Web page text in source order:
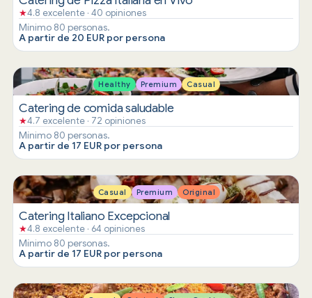
★4.8 excelente · 40 opiniones
Mínimo 80 personas.
A partir de 20 EUR por persona
Healthy Premium Casual
Catering de comida saludable
★4.7 excelente · 72 opiniones
Mínimo 80 personas.
A partir de 17 EUR por persona
Casual Premium Original
Catering Italiano Excepcional
★4.8 excelente · 64 opiniones
Mínimo 80 personas.
A partir de 17 EUR por persona